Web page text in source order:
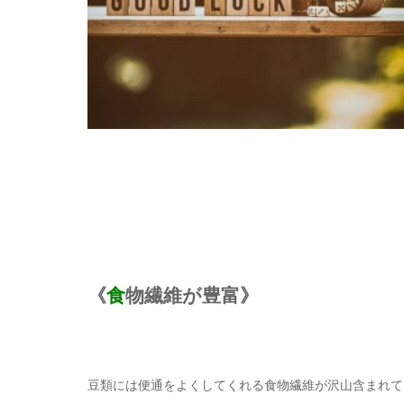
《食物繊維が豊富》
豆類には便通をよくしてくれる食物繊維が沢山含まれ